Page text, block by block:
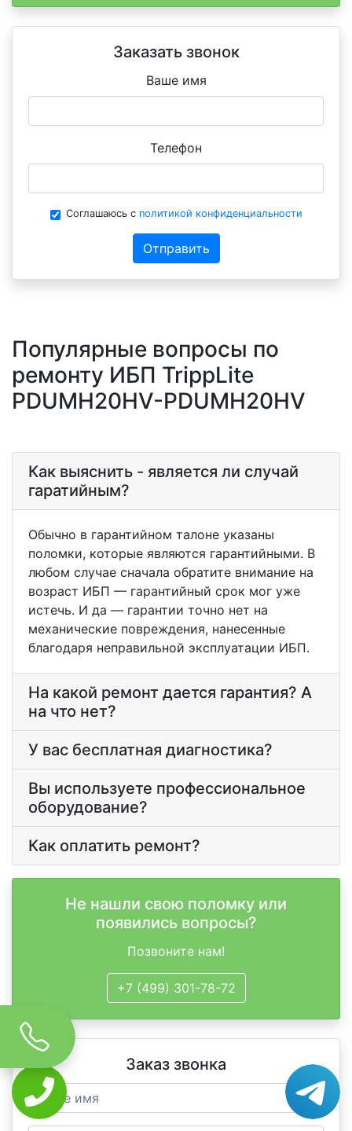
Заказать звонок
Ваше имя
Телефон
Соглашаюсь с политикой конфиденциальности
Отправить
Популярные вопросы по
ремонту ИБП TrippLite
PDUMH20HV-PDUMH20HV
Как выяснить - является ли случай
гаратийным?
Обычно в гарантийном талоне указаны
поломки, которые являются гарантийными. В
любом случае сначала обратите внимание на
возраст ИБП — гарантийный срок мог уже
истечь. И да — гарантии точно нет на
механические повреждения, нанесенные
благодаря неправильной эксплуатации ИБП.
На какой ремонт дается гарантия? А
на что нет?
У вас бесплатная диагностика?
Вы используете профессиональное
оборудование?
Как оплатить ремонт?
Не нашли свою поломку или
появились вопросы?
Позвоните нам!
+7 (499) 301-78-72
Заказ звонка